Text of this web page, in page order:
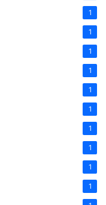
1
1
1
1
1
1
1
1
1
1